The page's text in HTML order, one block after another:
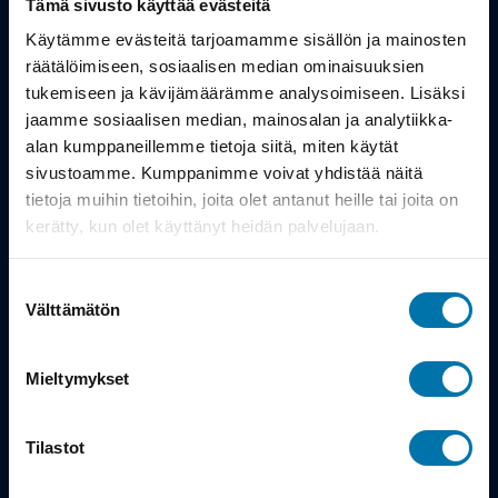
Tämä sivusto käyttää evästeitä
Käytämme evästeitä tarjoamamme sisällön ja mainosten
räätälöimiseen, sosiaalisen median ominaisuuksien
tukemiseen ja kävijämäärämme analysoimiseen. Lisäksi
jaamme sosiaalisen median, mainosalan ja analytiikka-
alan kumppaneillemme tietoja siitä, miten käytät
sivustoamme. Kumppanimme voivat yhdistää näitä
tietoja muihin tietoihin, joita olet antanut heille tai joita on
kerätty, kun olet käyttänyt heidän palvelujaan.
valinta
Välttämätön
Mieltymykset
Tilastot
Työsuhdepyörä
Info
Toimitus
Takuu ja palautukset
Maksutavat